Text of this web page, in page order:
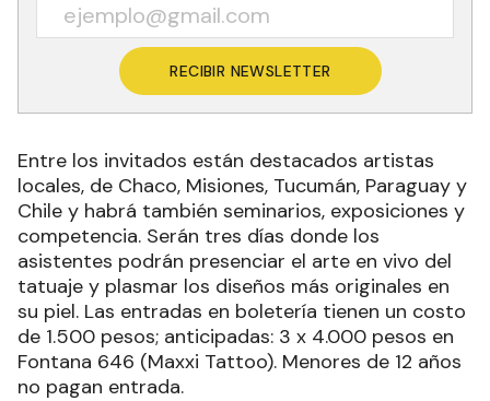
RECIBIR NEWSLETTER
Entre los invitados están destacados artistas
locales, de Chaco, Misiones, Tucumán, Paraguay y
Chile y habrá también seminarios, exposiciones y
competencia. Serán tres días donde los
asistentes podrán presenciar el arte en vivo del
tatuaje y plasmar los diseños más originales en
su piel. Las entradas en boletería tienen un costo
de 1.500 pesos; anticipadas: 3 x 4.000 pesos en
Fontana 646 (Maxxi Tattoo). Menores de 12 años
no pagan entrada.